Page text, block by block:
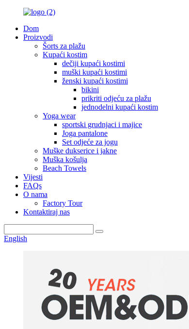
Dom
Proizvodi
Šorts za plažu
Kupaći kostim
dečiji kupaći kostimi
muški kupaći kostimi
ženski kupaći kostimi
bikini
prikriti odjeću za plažu
jednodelni kupaći kostim
Yoga wear
sportski grudnjaci i majice
Joga pantalone
Set odjeće za jogu
Muške dukserice i jakne
Muška košulja
Beach Towels
Vijesti
FAQs
O nama
Factory Tour
Kontaktiraj nas
English